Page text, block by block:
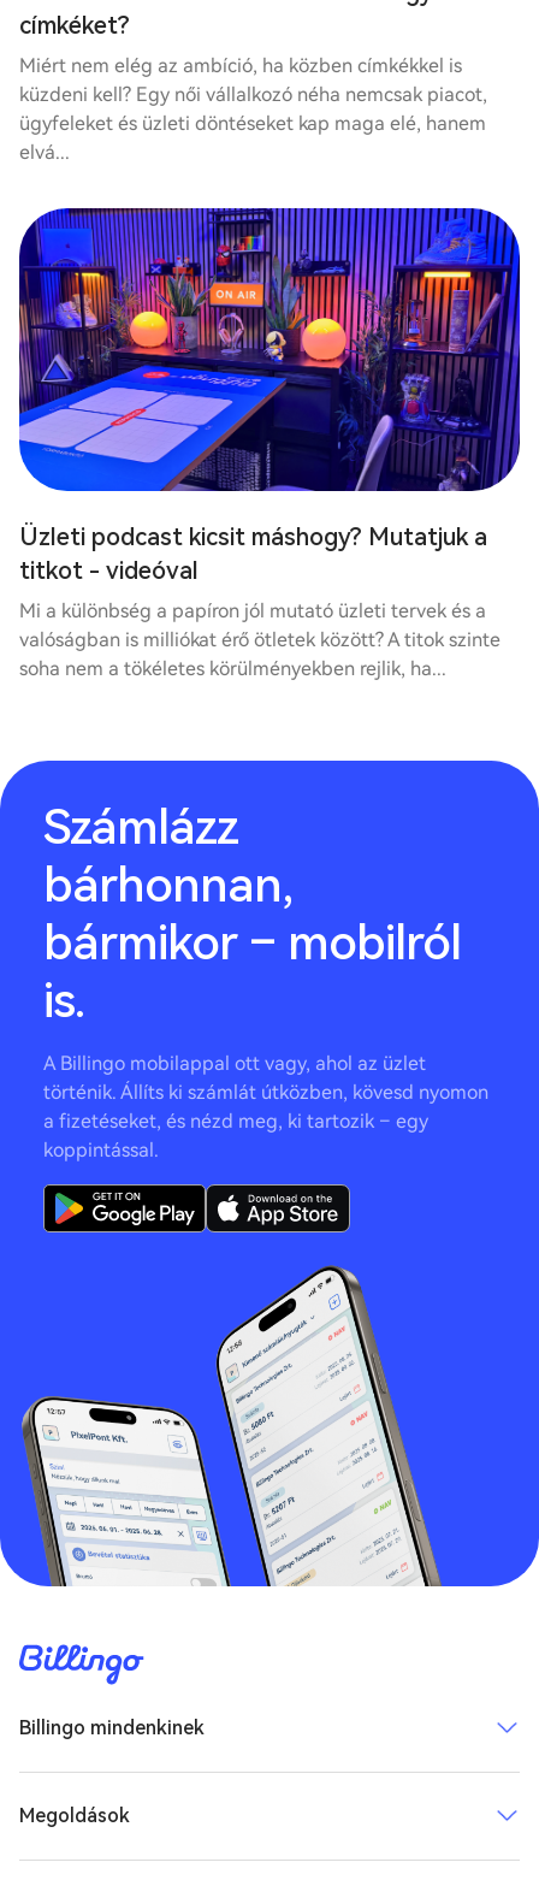
címkéket?
Miért nem elég az ambíció, ha közben címkékkel is
küzdeni kell? Egy női vállalkozó néha nemcsak piacot,
ügyfeleket és üzleti döntéseket kap maga elé, hanem
elvá...
Üzleti podcast kicsit máshogy? Mutatjuk a
titkot - videóval
Mi a különbség a papíron jól mutató üzleti tervek és a
valóságban is milliókat érő ötletek között? A titok szinte
soha nem a tökéletes körülményekben rejlik, ha...
Számlázz
bárhonnan,
bármikor – mobilról
is.
A Billingo mobilappal ott vagy, ahol az üzlet
történik. Állíts ki számlát útközben, kövesd nyomon
a fizetéseket, és nézd meg, ki tartozik – egy
koppintással.
Billingo mindenkinek
Megoldások